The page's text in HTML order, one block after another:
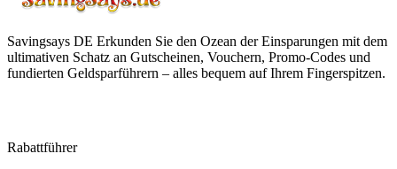
Savingsays DE Erkunden Sie den Ozean der Einsparungen mit dem
ultimativen Schatz an Gutscheinen, Vouchern, Promo-Codes und
fundierten Geldsparführern – alles bequem auf Ihrem Fingerspitzen.
Rabattführer